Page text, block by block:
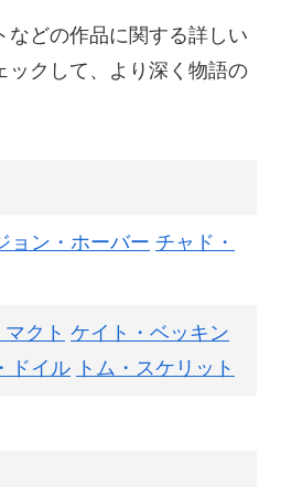
などの作品に関する詳しい
ックして、より深く物語の
ョン・ホーバー チャド・
クト ケイト・ベッキン
ドイル トム・スケリット